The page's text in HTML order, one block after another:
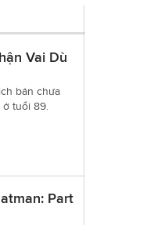
Vai Dù
bản chưa
tuổi 89.
Part